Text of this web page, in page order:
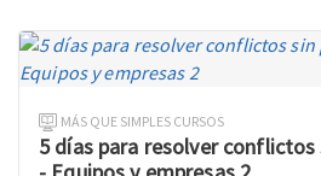
MÁS QUE SIMPLES CURSOS
5 días para resolver